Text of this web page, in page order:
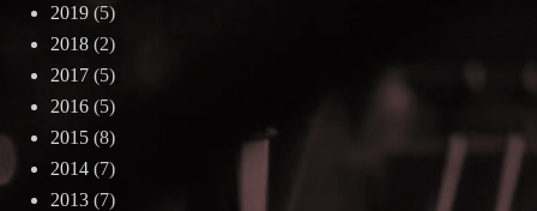
2019(5)
2018(2)
2017(5)
2016(5)
2015(8)
2014(7)
2013(7)